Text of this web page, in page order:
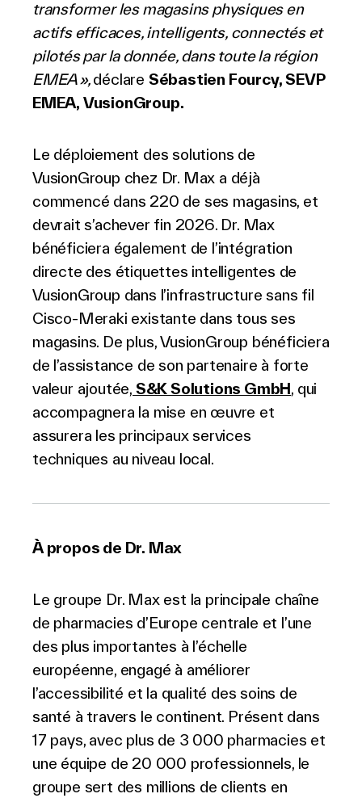
transformer les magasins physiques en
actifs efficaces, intelligents, connectés et
pilotés par la donnée, dans toute la région
EMEA »,déclare Sébastien Fourcy, SEVP
EMEA, VusionGroup.
Le déploiement des solutions de
VusionGroup chez Dr. Max a déjà
commencé dans 220 de ses magasins, et
devrait s’achever fin 2026. Dr. Max
bénéficiera également de l’intégration
directe des étiquettes intelligentes de
VusionGroup dans l’infrastructure sans fil
Cisco-Meraki existante dans tous ses
magasins. De plus, VusionGroup bénéficiera
de l’assistance de son partenaire à forte
valeur ajoutée, S&K Solutions GmbH, qui
accompagnera la mise en œuvre et
assurera les principaux services
techniques au niveau local.
À propos de Dr. Max
Le groupe Dr. Max est la principale chaîne
de pharmacies d’Europe centrale et l’une
des plus importantes à l’échelle
européenne, engagé à améliorer
l’accessibilité et la qualité des soins de
santé à travers le continent. Présent dans
17 pays, avec plus de 3 000 pharmacies et
une équipe de 20 000 professionnels, le
groupe sert des millions de clients en